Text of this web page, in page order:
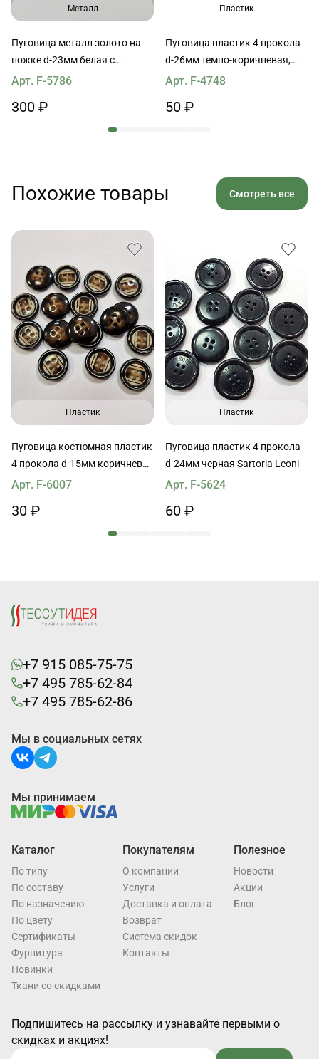
Металл
Пуговица металл золото на
ножке d-23мм белая с
логотипом
Арт. F-5786
300 ₽
Пластик
Пуговица пластик 4 прокола
d-26мм темно-коричневая,
темно-синяя, коричневая
Арт. F-4748
50 ₽
Похожие товары Смотреть все
Пластик
Пуговица костюмная пластик
4 прокола d-15мм коричневая
с молочными полосами
Арт. F-6007
30 ₽
Пластик
Пуговица пластик 4 прокола
d-24мм черная Sartoria Leoni
Арт. F-5624
60 ₽
+7 915 085-75-75
+7 495 785-62-84
+7 495 785-62-86
Каталог
По типу
По составу
По назначению
По цвету
Cертификаты
Фурнитура
Новинки
Ткани со скидками
Покупателям
О компании
Услуги
Доставка и оплата
Возврат
Система скидок
Контакты
Полезное
Новости
Акции
Блог
Подпишитесь на рассылку и узнавайте первыми о
скидках и акциях!
Мы в социальных сетях
Мы принимаем